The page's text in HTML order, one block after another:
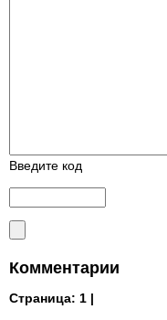
Введите код
Комментарии
Страница: 1 |